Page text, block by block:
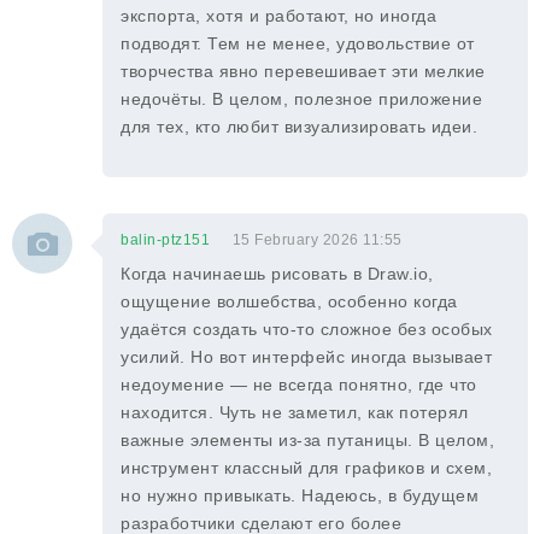
экспорта, хотя и работают, но иногда
подводят. Тем не менее, удовольствие от
творчества явно перевешивает эти мелкие
недочёты. В целом, полезное приложение
для тех, кто любит визуализировать идеи.
balin-ptz151 15 February 2026 11:55
Когда начинаешь рисовать в Draw.io,
ощущение волшебства, особенно когда
удаётся создать что-то сложное без особых
усилий. Но вот интерфейс иногда вызывает
недоумение — не всегда понятно, где что
находится. Чуть не заметил, как потерял
важные элементы из-за путаницы. В целом,
инструмент классный для графиков и схем,
но нужно привыкать. Надеюсь, в будущем
разработчики сделают его более